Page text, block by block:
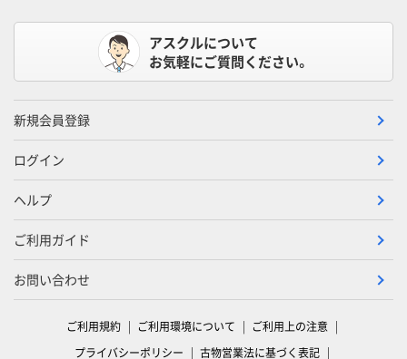
アスクルについて
お気軽にご質問ください。
新規会員登録
ログイン
ヘルプ
ご利用ガイド
お問い合わせ
ご利用規約 ご利用環境について
ご利用上の注意
プライバシーポリシー
古物営業法に基づく表記